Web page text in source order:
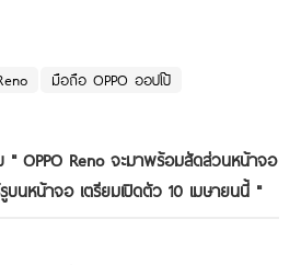
มือถือ OPPO ออปโป้
" OPPO Reno จะมาพร้อมสัดส่วนหน้าจอ
บนหน้าจอ เตรียมเปิดตัว 10 เมษายนนี้ "